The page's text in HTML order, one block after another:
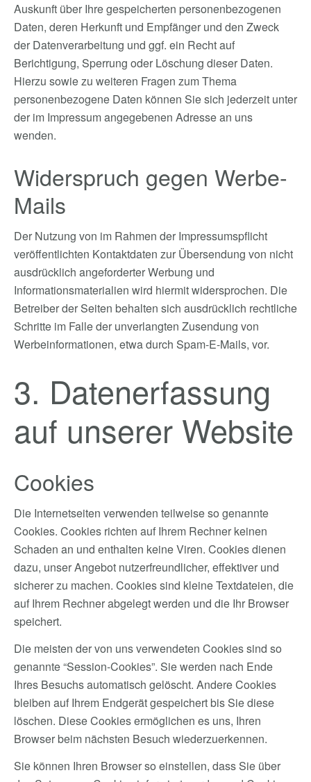
Auskunft über Ihre gespeicherten personenbezogenen
Daten, deren Herkunft und Empfänger und den Zweck
der Datenverarbeitung und ggf. ein Recht auf
Berichtigung, Sperrung oder Löschung dieser Daten.
Hierzu sowie zu weiteren Fragen zum Thema
personenbezogene Daten können Sie sich jederzeit unter
der im Impressum angegebenen Adresse an uns
wenden.
Widerspruch gegen Werbe-
Mails
Der Nutzung von im Rahmen der Impressumspflicht
veröffentlichten Kontaktdaten zur Übersendung von nicht
ausdrücklich angeforderter Werbung und
Informationsmaterialien wird hiermit widersprochen. Die
Betreiber der Seiten behalten sich ausdrücklich rechtliche
Schritte im Falle der unverlangten Zusendung von
Werbeinformationen, etwa durch Spam-E-Mails, vor.
3. Datenerfassung
auf unserer Website
Cookies
Die Internetseiten verwenden teilweise so genannte
Cookies. Cookies richten auf Ihrem Rechner keinen
Schaden an und enthalten keine Viren. Cookies dienen
dazu, unser Angebot nutzerfreundlicher, effektiver und
sicherer zu machen. Cookies sind kleine Textdateien, die
auf Ihrem Rechner abgelegt werden und die Ihr Browser
speichert.
Die meisten der von uns verwendeten Cookies sind so
genannte “Session-Cookies”. Sie werden nach Ende
Ihres Besuchs automatisch gelöscht. Andere Cookies
bleiben auf Ihrem Endgerät gespeichert bis Sie diese
löschen. Diese Cookies ermöglichen es uns, Ihren
Browser beim nächsten Besuch wiederzuerkennen.
Sie können Ihren Browser so einstellen, dass Sie über